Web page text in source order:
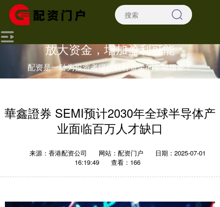
放大资金，增加盈利可能
配资是一种为投资者提供杠杆资金的金融服务！
華鑫證券 SEMI预计2030年全球半导体产
业面临百万人才缺口
来源：香港配资公司 网站：配资门户
日期：2025-07-01
16:19:49
查看：166